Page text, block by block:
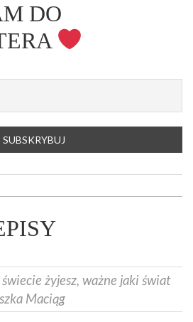
DO
żyjesz, ważne jaki świat
Maciąg